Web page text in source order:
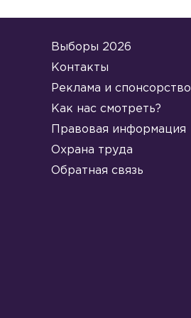
Выборы 2026
Контакты
Реклама и спонсорство
Как нас смотреть?
Правовая информация
Охрана труда
Обратная связь